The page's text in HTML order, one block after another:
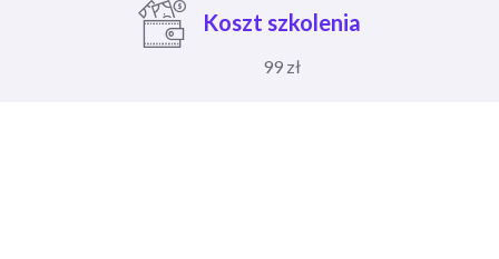
Koszt szkolenia
99 zł